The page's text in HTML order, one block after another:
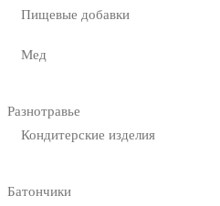
Пищевые добавки
Мед
Разнотравье
Кондитерские изделия
Батончики